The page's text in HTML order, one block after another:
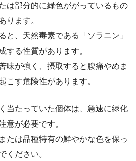
は部分的に緑色ががっているもの
ります。
と、天然毒素である「ソラニン」
する性質があります。
味が強く、摂取すると腹痛やめま
こす危険性があります。
当たっていた個体は、急速に緑化
意が必要です。
たは品種特有の鮮やかな色を保っ
ください。